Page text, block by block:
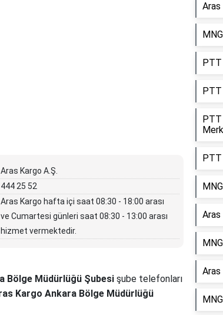
Aras Kargo A.Ş.
444 25 52
Aras Kargo hafta içi saat 08:30 - 18:00 arası
ve Cumartesi günleri saat 08:30 - 13:00 arası
hizmet vermektedir.
Bölge Müdürlüğü Şubesi şube telefonları
Kargo Ankara Bölge Müdürlüğü
Aras
PTT
PTT
Aras
Aras